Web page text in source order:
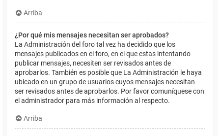
Arriba
¿Por qué mis mensajes necesitan ser aprobados?
La Administración del foro tal vez ha decidido que los
mensajes publicados en el foro, en el que estas intentando
publicar mensajes, necesiten ser revisados antes de
aprobarlos. También es posible que La Administración le haya
ubicado en un grupo de usuarios cuyos mensajes necesitan
ser revisados antes de aprobarlos. Por favor comuníquese con
el administrador para más información al respecto.
Arriba